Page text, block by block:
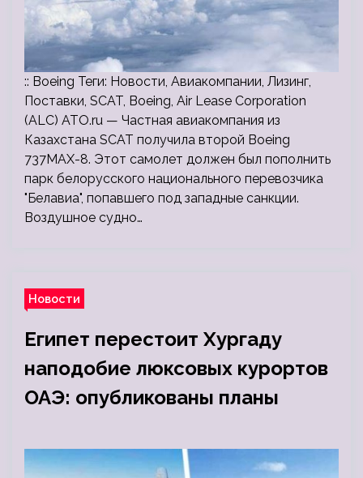
:: Boeing Теги: Новости, Авиакомпании, Лизинг,
Поставки, SCAT, Boeing, Air Lease Corporation
(ALC) ATO.ru — Частная авиакомпания из
Казахстана SCAT получила второй Boeing
737MAX-8. Этот самолет должен был пополнить
парк белорусского национального перевозчика
"Белавиа", попавшего под западные санкции.
Воздушное судно…
Новости
Египет перестоит Хургаду
наподобие люксовых курортов
ОАЭ: опубликованы планы